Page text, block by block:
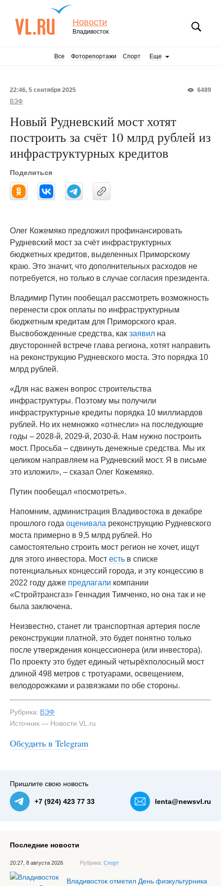
Новости
Владивосток
Все Фоторепортажи Спорт Еще
6489
22:46, 5 сентября 2025
ВЭФ
Новый Рудневский мост хотят
построить за счёт 10 млрд рублей из
инфраструктурных кредитов
Поделиться
Олег Кожемяко предложил профинансировать
Рудневский мост за счёт инфраструктурных
бюджетных кредитов, выделенных Приморскому
краю. Это значит, что дополнительных расходов не
потребуется, но только в случае согласия президента.
Владимир Путин пообещал рассмотреть возможность
перенести срок оплаты по инфраструктурным
бюджетным кредитам для Приморского края.
Высвобожденные средства, как заявил на
двусторонней встрече глава региона, хотят направить
на реконструкцию Рудневского моста. Это порядка 10
млрд рублей.
«Для нас важен вопрос строительства
инфраструктуры. Поэтому мы получили
инфраструктурные кредиты порядка 10 миллиардов
рублей. Но их немножко «отнесли» на последующие
годы – 2028-й, 2029-й, 2030-й. Нам нужно построить
мост. Просьба – сдвинуть денежные средства. Мы их
целиком направляем на Рудневский мост. Я в письме
это изложил», – сказал Олег Кожемяко.
Путин пообещал «посмотреть».
Напомним, администрация Владивостока в декабре
прошлого года оценивала реконструкцию Рудневского
моста примерно в 9,5 млрд рублей. Но
самостоятельно строить мост регион не хочет, ищут
для этого инвестора. Мост есть в списке
потенциальных концессий города, и эту концессию в
2022 году даже предлагали компании
«Стройтрансгаз» Геннадия Тимченко, но она так и не
была заключена.
Неизвестно, станет ли транспортная артерия после
реконструкции платной, это будет понятно только
после утверждения концессионера (или инвестора).
По проекту это будет единый четырёхполосный мост
длиной 498 метров с тротуарами, освещением,
велодорожками и развязками по обе стороны.
Рубрика: ВЭФ
Источник — Новости VL.ru
Обсудить в Telegram
Пришлите свою новость
+7 (924) 423 77 33 lenta@newsvl.ru
Последние новости
20:27, 8 августа 2026 Рубрика: Спорт
Владивосток отметил День физкультурника